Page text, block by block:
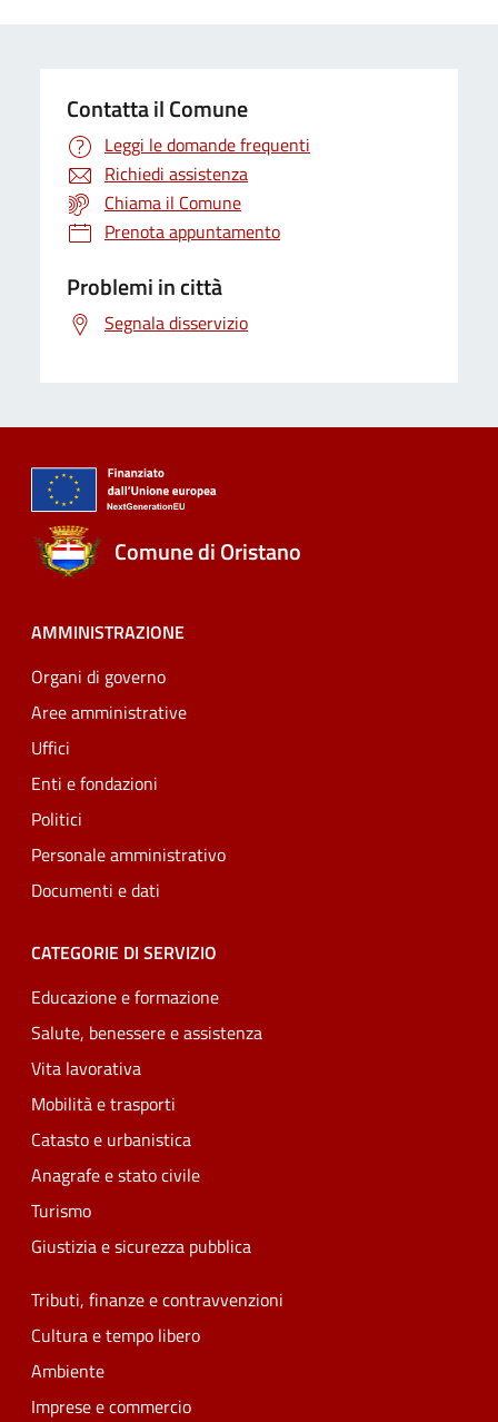
Contatta il Comune
Leggi le domande frequenti
Richiedi assistenza
Chiama il Comune
Prenota appuntamento
Problemi in città
Segnala disservizio
Comune di Oristano
AMMINISTRAZIONE
Organi di governo
Aree amministrative
Uffici
Enti e fondazioni
Politici
Personale amministrativo
Documenti e dati
CATEGORIE DI SERVIZIO
Educazione e formazione
Salute, benessere e assistenza
Vita lavorativa
Mobilità e trasporti
Catasto e urbanistica
Anagrafe e stato civile
Turismo
Giustizia e sicurezza pubblica
Tributi, finanze e contravvenzioni
Cultura e tempo libero
Ambiente
Imprese e commercio